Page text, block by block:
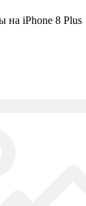
на iPhone 8 Plus